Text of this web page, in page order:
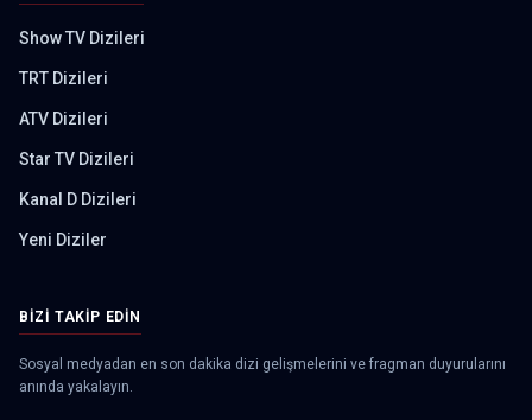
Show TV Dizileri
TRT Dizileri
ATV Dizileri
Star TV Dizileri
Kanal D Dizileri
Yeni Diziler
BIZI TAKIP EDIN
Sosyal medyadan en son dakika dizi gelişmelerini ve fragman duyurularını
anında yakalayın.